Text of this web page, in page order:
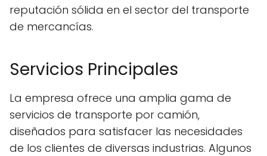
reputación sólida en el sector del transporte
de mercancías.
Servicios Principales
La empresa ofrece una amplia gama de
servicios de transporte por camión,
diseñados para satisfacer las necesidades
de los clientes de diversas industrias. Algunos